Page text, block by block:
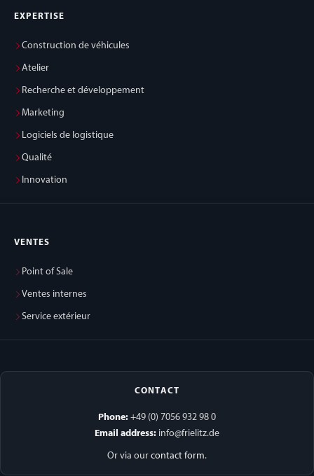
EXPERTISE
Construction de véhicules
Atelier
Recherche et développement
Marketing
Logiciels de logistique
Qualité
Innovation
VENTES
Point of Sale
Ventes internes
Service extérieur
CONTACT
Phone: +49 (0) 7056 932 98 0
Email address: info@frielitz.de
Or via our contact form.